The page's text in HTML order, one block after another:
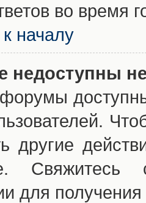
во время
началу
недоступны
другие
Свяжитесь
для получения